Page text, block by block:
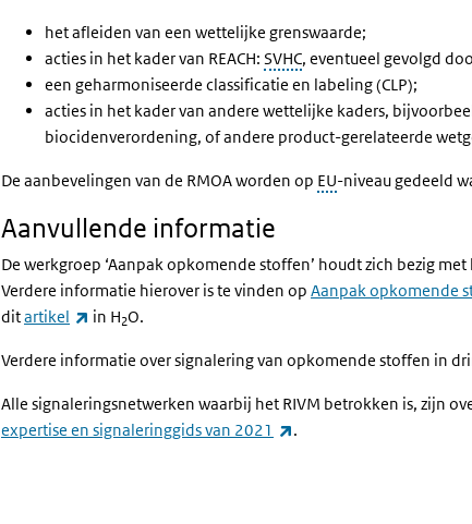
het afleiden van een wettelijke grenswaarde;
acties in het kader van REACH: SVHC, eventueel gevolgd
een geharmoniseerde classificatie en labeling (CLP);
acties in het kader van andere wettelijke kaders,
biocidenverordening, of andere product-gerelateerde
De aanbevelingen van de RMOA worden op EU-niveau gedeeld
Aanvullende informatie
De werkgroep ‘Aanpak opkomende stoffen’ houdt zich bezig
Verdere informatie hierover is te vinden op Aanpak opkomende
ditartikel (externe link)
in H2O.
Verdere informatie over signalering van opkomende stoffen in
Alle signaleringsnetwerken waarbij het RIVM betrokken is, zijn
expertise en signaleringgids van 2021
(externe link)
.